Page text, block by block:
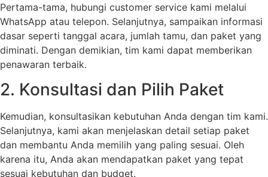
Pertama-tama, hubungi customer service kami melalui
WhatsApp atau telepon. Selanjutnya, sampaikan informasi
dasar seperti tanggal acara, jumlah tamu, dan paket yang
diminati. Dengan demikian, tim kami dapat memberikan
penawaran terbaik.
2. Konsultasi dan Pilih Paket
Kemudian, konsultasikan kebutuhan Anda dengan tim kami.
Selanjutnya, kami akan menjelaskan detail setiap paket
dan membantu Anda memilih yang paling sesuai. Oleh
karena itu, Anda akan mendapatkan paket yang tepat
sesuai kebutuhan dan budget.